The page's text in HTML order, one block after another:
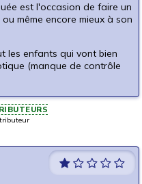
est l'occasion de faire un
même encore mieux à son
les enfants qui vont bien
(manque de contrôle